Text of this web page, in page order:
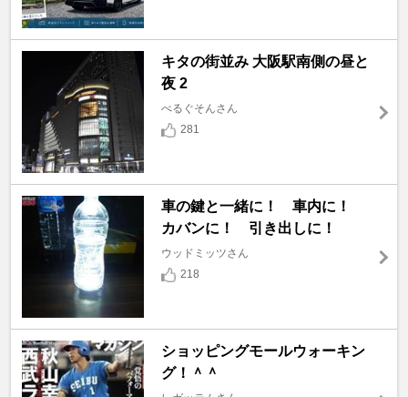
キタの街並み 大阪駅南側の昼と
夜 2
べるぐそんさん
281
車の鍵と一緒に！ 車内に！
カバンに！ 引き出しに！
ウッドミッツさん
218
ショッピングモールウォーキン
グ！＾＾